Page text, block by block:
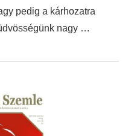
pedig a kárhozatra
nagy …